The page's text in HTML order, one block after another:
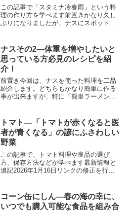
この記事で「スタミナ冷春雨」という料
理の作り方を学べます前置きかなり久し
ぶりになりましたが、ナスにスポットラ
の夏でしたが、実際にこうやって記事を
世に出したのは、2...
ナスその2―体重を増やしたいと
思っている方必見のレシピを紹
介！
前置き今回は、ナスを使った料理を二品
紹介します。どちらもかなり簡単に作る
事が出来ますが、特に「簡単ラーメンサ
た料理です。時短を求める現代人には、
かなり受け入れられると自...
トマト―「トマトが赤くなると医
者が青くなる」の諺にふさわしい
野菜
この記事で、トマト料理や良品の選び
方、保存方法などが学べます最新情報と
追記2026年1月16日リンクの修正を行い
目指して更新し続けます。「トマト」と
はトマトは、ナス科ト...
コーン缶にしん―春の海の幸に、
いつでも購入可能な食品を組み合